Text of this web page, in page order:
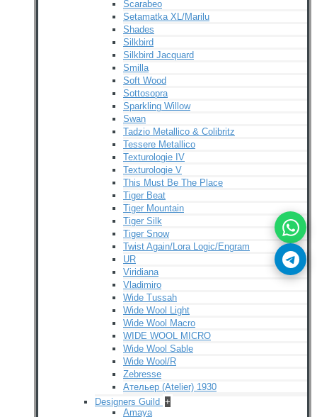
Scarabeo
Setamatka XL/Marilu
Shades
Silkbird
Silkbird Jacquard
Smilla
Soft Wood
Sottosopra
Sparkling Willow
Swan
Tadzio Metallico & Colibritz
Tessere Metallico
Texturologie IV
Texturologie V
This Must Be The Place
Tiger Beat
Tiger Mountain
Tiger Silk
Tiger Snow
Twist Again/Lora Logic/Engram
UR
Viridiana
Vladimiro
Wide Tussah
Wide Wool Light
Wide Wool Macro
WIDE WOOL MICRO
Wide Wool Sable
Wide Wool/R
Zebresse
Ательер (Atelier) 1930
Designers Guild +
Amaya